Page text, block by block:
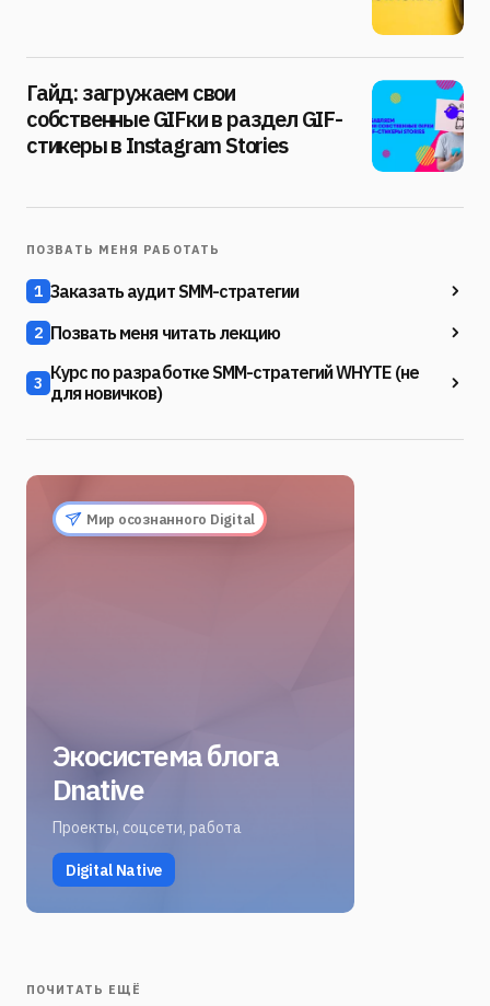
Гайд: загружаем свои
собственные GIFки в раздел GIF-
стикеры в Instagram Stories
ПОЗВАТЬ МЕНЯ РАБОТАТЬ
1 Заказать аудит SMM-стратегии
2 Позвать меня читать лекцию
3 Курс по разработке SMM-стратегий WHYTE (не
для новичков)
Мир осознанного Digital
Экосистема блога
Dnative
Проекты, соцсети, работа
Digital Native
ПОЧИТАТЬ ЕЩЁ